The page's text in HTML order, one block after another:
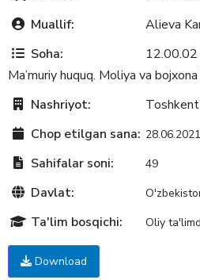
Muallif:
Alieva
Soha:
12.00.02
Ma’muriy huquq. Moliya va
Nashriyot:
Chop etilgan sana: 28.06.2021
Sahifalar soni: 49
Davlat:
Ta'lim bosqichi: Oliy
Download